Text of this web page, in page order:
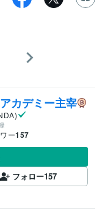
カデミー主宰
ー157
フォロー157